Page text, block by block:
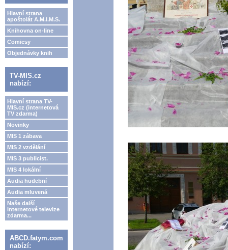
Hlavní strana
apoštolát A.M.I.M.S.
Knihovna on-line
Comicsy
Objednávky knih
TV-MIS.cz
nabízí:
Hlavní strana TV-
MIS.cz (internetová
TV zdarma)
Novinky
MIS 1 zábava
MIS 2 vzdělání
MIS 3 publicist.
MIS 4 lokální
Audia hudební
Audia mluvená
Naše další
internetové televize
zdarma...
ABCD.fatym.com
nabízí: